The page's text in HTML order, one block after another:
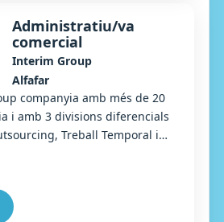
Administratiu/va
comercial
Interim Group
Alfafar
companyia amb més de 20
i amb 3 divisions diferencials
Treball Temporal i